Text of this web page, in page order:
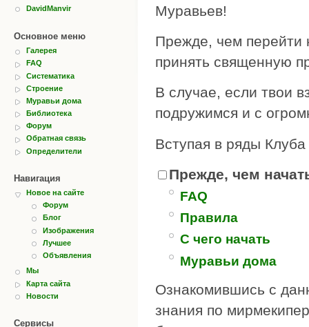
DavidManvir
Основное меню
Галерея
FAQ
Систематика
Строение
Муравьи дома
Библиотека
Форум
Обратная связь
Определители
Навигация
Новое на сайте
Форум
Блог
Изображения
Лучшее
Объявления
Мы
Карта сайта
Новости
Сервисы
Муравьев!
Прежде, чем перейти
принять священную
В случае, если твои
подружимся и с
Вступая в ряды
Прежде, чем
FAQ
Правила
С чего начать
Муравьи дома
Ознакомившись с
знания по